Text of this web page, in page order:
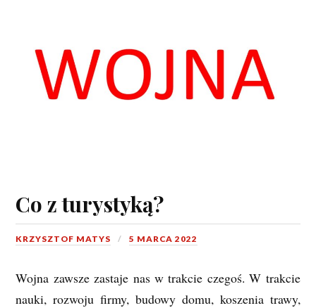
Co z turystyką?
KRZYSZTOF MATYS 5 MARCA 2022
Wojna zawsze zastaje nas w trakcie czegoś. W trakcie
nauki, rozwoju firmy, budowy domu, koszenia trawy,